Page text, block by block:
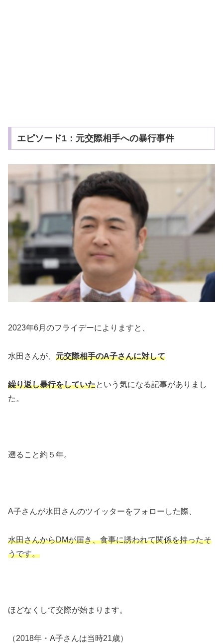
エピソード1：元交際相手への暴行事件
2023年6月のフライデーによりますと、
水田さんが、 元交際相手のA子さんに対して
繰り返し暴行をしていたという気になる記事がありまし
た。
遡ること約５年。
A子さんが水田さんのツイッターをフォローした際、
水田さんからDMが届き、食事に誘われて関係を持ったそ
うです。
ほどなくして交際が始まります。
（2018年・A子さんは当時21歳）